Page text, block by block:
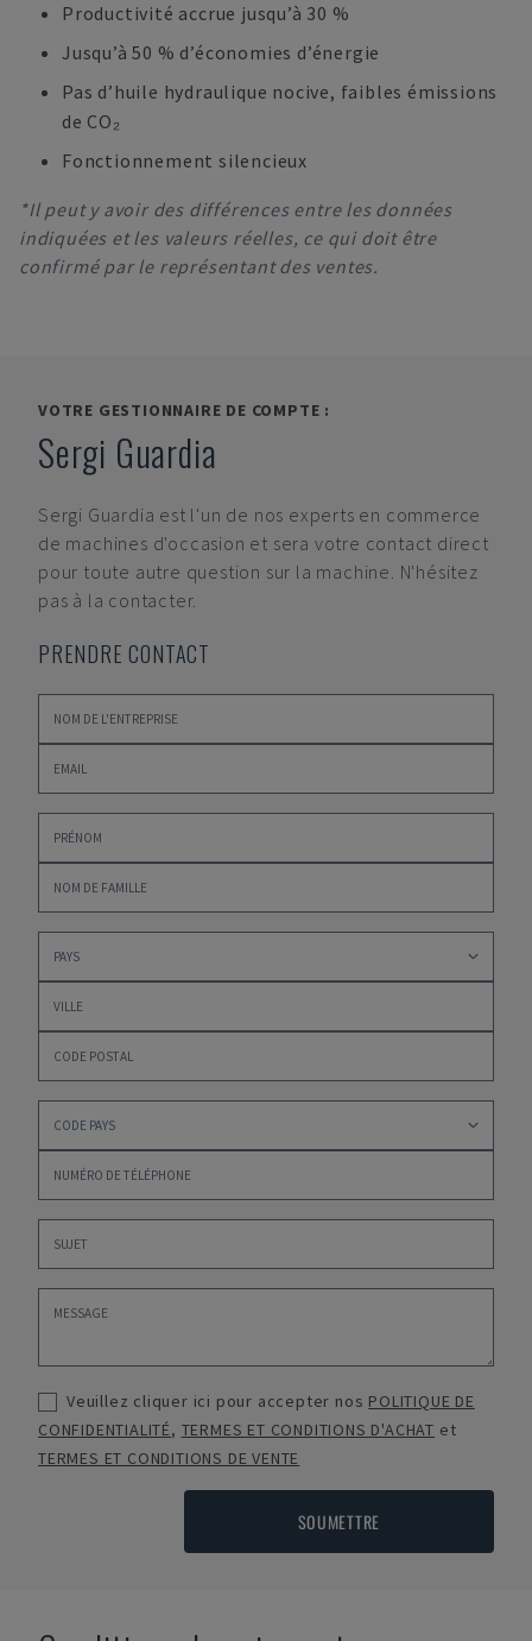
Productivité accrue jusqu’à 30 %
Jusqu’à 50 % d’économies d’énergie
Pas d’huile hydraulique nocive, faibles émissions
de CO₂
Fonctionnement silencieux
*Il peut y avoir des différences entre les données
indiquées et les valeurs réelles, ce qui doit être
confirmé par le représentant des ventes.
VOTRE GESTIONNAIRE DE COMPTE :
Sergi Guardia
Sergi Guardia est l'un de nos experts en commerce
de machines d'occasion et sera votre contact direct
pour toute autre question sur la machine. N'hésitez
pas à la contacter.
PRENDRE CONTACT
Veuillez cliquer ici pour accepter nos POLITIQUE DE
CONFIDENTIALITÉ, TERMES ET CONDITIONS D'ACHAT et
TERMES ET CONDITIONS DE VENTE
SOUMETTRE